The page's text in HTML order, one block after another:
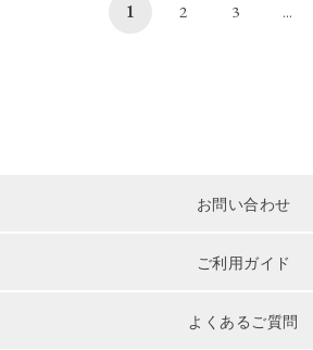
1 2 3 ...
お問い合わせ
ご利用ガイド
よくあるご質問